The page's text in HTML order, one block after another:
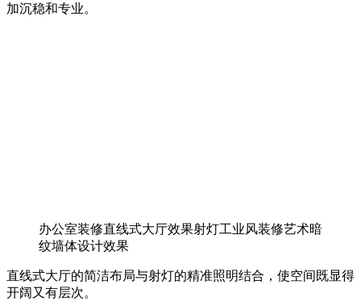
加沉稳和专业。
办公室装修直线式大厅效果射灯工业风装修艺术暗
纹墙体设计效果
直线式大厅的简洁布局与射灯的精准照明结合，使空间既显得
开阔又有层次。